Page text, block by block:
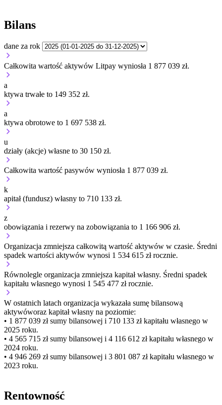
Bilans
dane za rok
Całkowita wartość aktywów Litpay wyniosła 1 877 039 zł.
a
ktywa trwałe to 149 352 zł.
a
ktywa obrotowe to 1 697 538 zł.
u
działy (akcje) własne to 30 150 zł.
Całkowita wartość pasywów wyniosła 1 877 039 zł.
k
apitał (fundusz) własny to 710 133 zł.
z
obowiązania i rezerwy na zobowiązania to 1 166 906 zł.
Organizacja zmniejsza całkowitą wartość aktywów w czasie. Średni
spadek wartości aktywów wynosi 1 534 615 zł rocznie.
Równolegle organizacja zmniejsza kapitał własny. Średni spadek
kapitału własnego wynosi 1 545 477 zł rocznie.
W ostatnich latach organizacja wykazała sumę bilansową
aktywóworaz kapitał własny na poziomie:
• 1 877 039 złsumy bilansowej i 710 133 zł kapitału własnego w
2025 roku.
• 4 565 715 złsumy bilansowej i 4 116 612 zł kapitału własnego w
2024 roku.
• 4 946 269 złsumy bilansowej i 3 801 087 zł kapitału własnego w
2023 roku.
Rentowność